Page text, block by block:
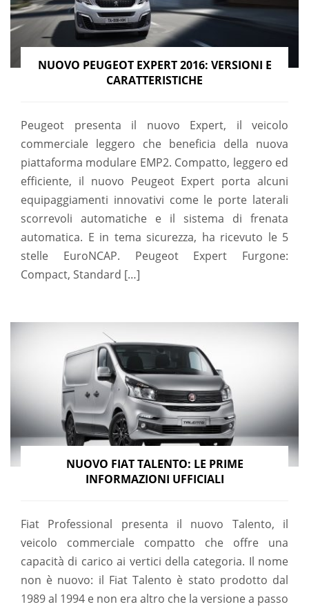
NUOVO PEUGEOT EXPERT 2016: VERSIONI E
CARATTERISTICHE
Peugeot presenta il nuovo Expert, il veicolo
commerciale leggero che beneficia della nuova
piattaforma modulare EMP2. Compatto, leggero ed
efficiente, il nuovo Peugeot Expert porta alcuni
equipaggiamenti innovativi come le porte laterali
scorrevoli automatiche e il sistema di frenata
automatica. E in tema sicurezza, ha ricevuto le 5
stelle EuroNCAP. Peugeot Expert Furgone:
Compact, Standard […]
NUOVO FIAT TALENTO: LE PRIME
INFORMAZIONI UFFICIALI
Fiat Professional presenta il nuovo Talento, il
veicolo commerciale compatto che offre una
capacità di carico ai vertici della categoria. Il nome
non è nuovo: il Fiat Talento è stato prodotto dal
1989 al 1994 e non era altro che la versione a passo